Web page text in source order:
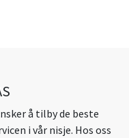
å tilby de beste
i vår nisje. Hos oss